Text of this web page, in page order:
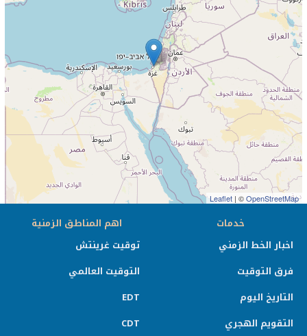
Leaflet | ©OpenStreetMap
خدمات
اخبار الخط الزمني
فرق التوقيت
التاريخ اليوم
التقويم الهجري
اهم المناطق الزمنية
توقيت غرينتش
التوقيت العالمي
EDT
CDT